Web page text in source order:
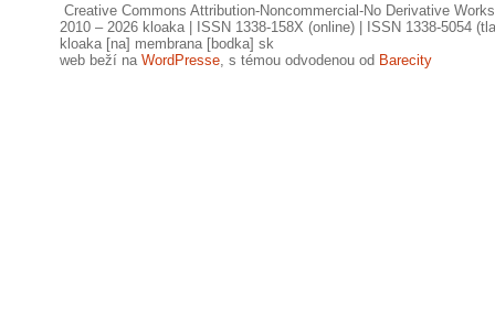
Creative Commons Attribution-Noncommercial-No Derivative
2010 – 2026 kloaka | ISSN 1338-158X (online) | ISSN 1338-5054
kloaka [na] membrana [bodka] sk
web beží na WordPresse , s témou odvodenou od Barecity